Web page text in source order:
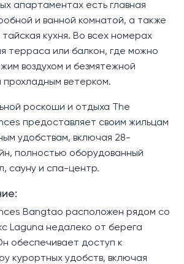
апартаментах есть главная
и ванной комнатой, а также
кухня. Во всех номерах
терраса или балкон, где можно
воздухом и безмятежной
прохладным ветерком.
роскоши и отдыха The
предоставляет своим жильцам
удобствам, включая 28-
полностью оборудованный
сауну и спа-центр.
Bangtao расположен рядом со
Laguna недалеко от берега
обеспечивает доступ к
курортных удобств, включая